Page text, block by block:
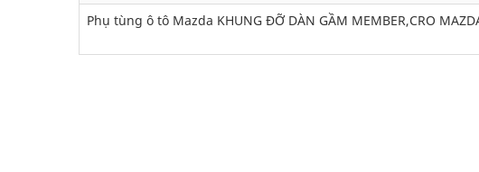
Phụ tùng ô tô Mazda KHUNG ĐỠ DÀN GẦM MEMBER,CRO